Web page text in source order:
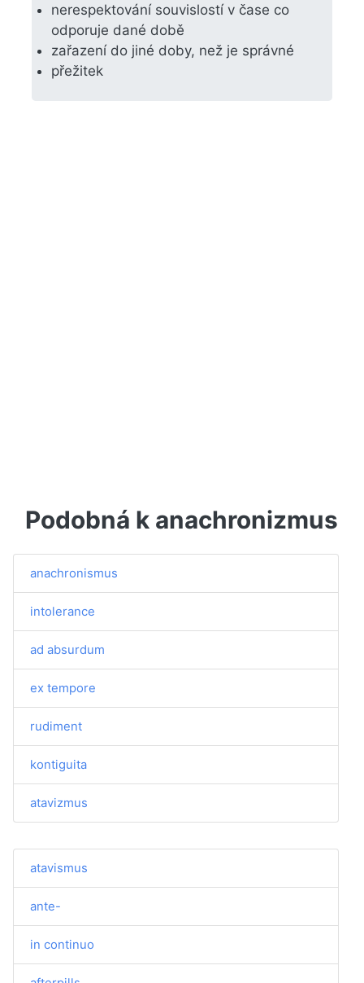
nerespektování souvislostí v čase co
odporuje dané době
zařazení do jiné doby, než je správné
přežitek
Podobná k anachronizmus
anachronismus
intolerance
ad absurdum
ex tempore
rudiment
kontiguita
atavizmus
atavismus
ante-
in continuo